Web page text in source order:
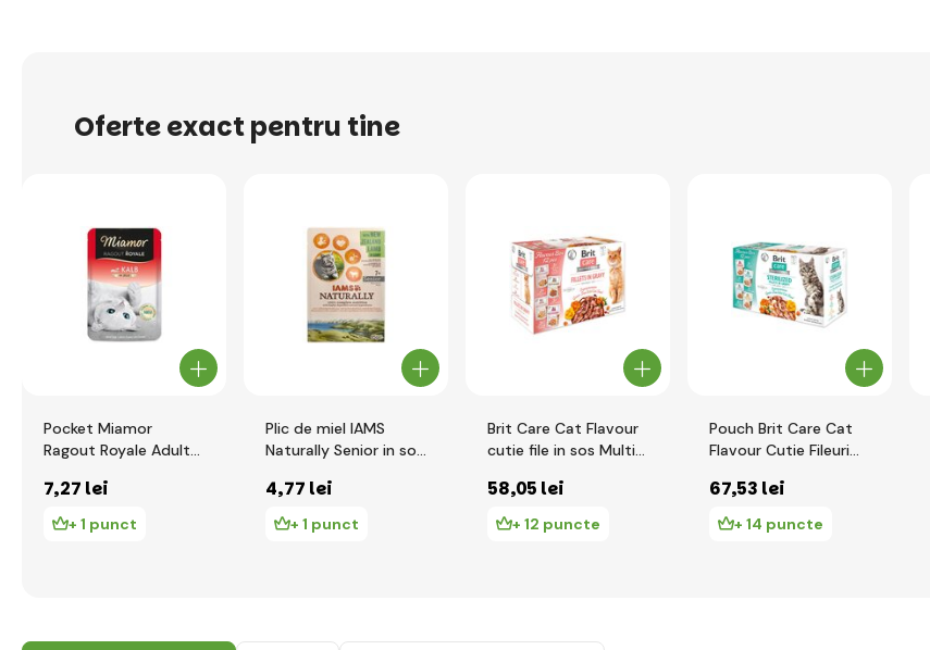
Oferte exact pentru tine
Pocket Miamor
Ragout Royale Adult
7,27 lei
+ 1 punct
Plic de miel IAMS
Naturally Senior in sos
4,77 lei
+ 1 punct
Brit Care Cat Flavour
cutie file in sos Multi
58,05 lei
+ 12 puncte
Pouch Brit Care Cat
Flavour Cutie Fileuri
12x85g
67,53 lei
+ 14 puncte